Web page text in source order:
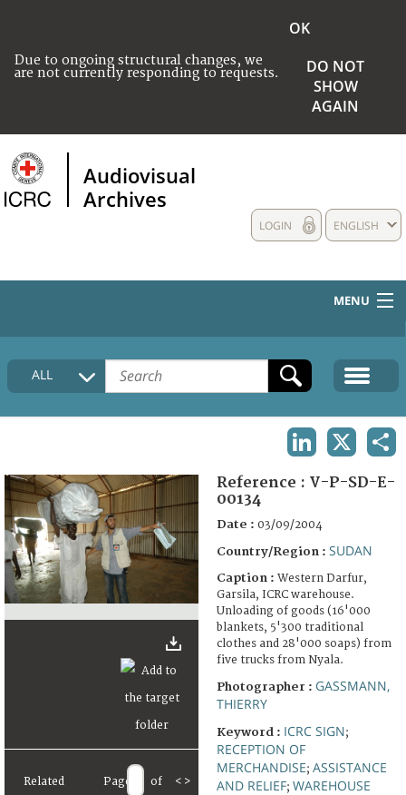
Due to ongoing structural changes, we
are not currently responding to requests.
OK
DO NOT
SHOW
AGAIN
Audiovisual
Archives
ENGLISH
LOGIN
MENU
HOME
COLLECTIONS DESCRIPTION
FAQ
ALL
Related Page of < >
Reference : V-P-SD-E-
00134
Date : 03/09/2004
Country/Region : SUDAN
Caption : Western Darfur,
Garsila, ICRC warehouse.
Unloading of goods (16'000
blankets, 5'300 traditional
clothes and 28'000 soaps) from
five trucks from Nyala.
Photographer : GASSMANN,
THIERRY
Keyword : ICRC SIGN;
RECEPTION OF
MERCHANDISE; ASSISTANCE
AND RELIEF; WAREHOUSE